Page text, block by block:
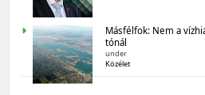
Másfélfok: Nem a
tónál
under
Közélet